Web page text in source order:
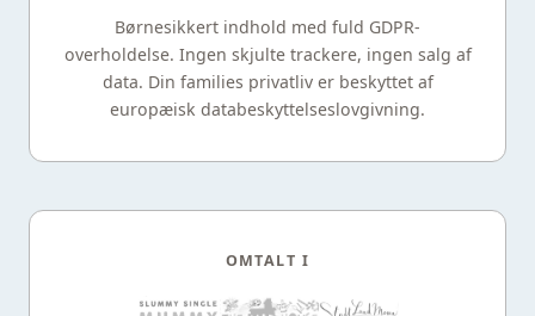
Børnesikkert indhold med fuld GDPR-
overholdelse. Ingen skjulte trackere, ingen salg af
data. Din families privatliv er beskyttet af
europæisk databeskyttelseslovgivning.
OMTALT I